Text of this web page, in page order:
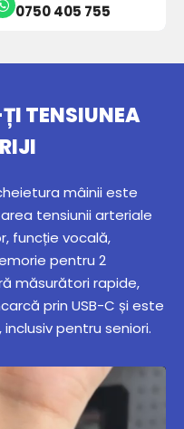
0750 405 755
TENSIUNEA
mâinii este
tensiunii arteriale
funcție vocală,
pentru 2
măsurători rapide,
prin USB-C și este
pentru seniori.